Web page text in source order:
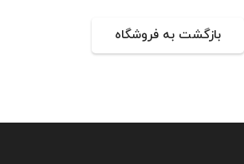
بازگشت به فروشگاه